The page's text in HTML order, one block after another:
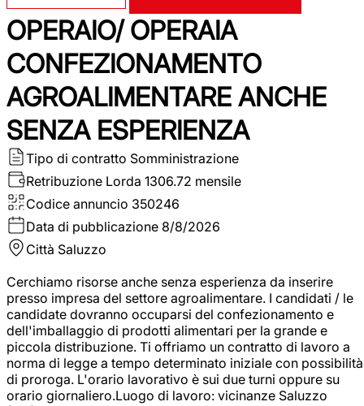
OPERAIO/ OPERAIA
CONFEZIONAMENTO
AGROALIMENTARE ANCHE
SENZA ESPERIENZA
Tipo di contratto Somministrazione
Retribuzione Lorda 1306.72 mensile
Codice annuncio 350246
Data di pubblicazione 8/8/2026
Città Saluzzo
Cerchiamo risorse anche senza esperienza da inserire
presso impresa del settore agroalimentare. I candidati / le
candidate dovranno occuparsi del confezionamento e
dell'imballaggio di prodotti alimentari per la grande e
piccola distribuzione. Ti offriamo un contratto di lavoro a
norma di legge a tempo determinato iniziale con possibilità
di proroga. L'orario lavorativo è sui due turni oppure su
orario giornaliero.Luogo di lavoro: vicinanze Saluzzo